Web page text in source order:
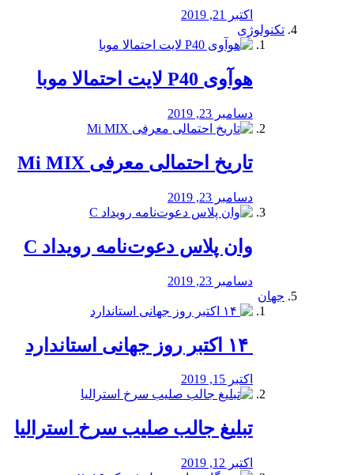
اکتبر 21, 2019
تکنولوژی
هوآوی P40 لایت احتمالا موبا
دسامبر 23, 2019
تاریخ احتمالی معرفی Mi MIX
دسامبر 23, 2019
وان پلاس دعوت‌نامه رویداد C
دسامبر 23, 2019
جهان
اکتبر 15, 2019
تبلیغ جالب صلیب سرخ استرالیا
اکتبر 12, 2019